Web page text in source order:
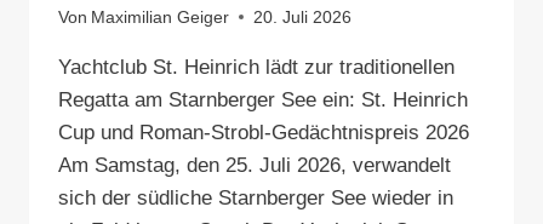
Von Maximilian Geiger 20. Juli 2026
Yachtclub St. Heinrich lädt zur traditionellen
Regatta am Starnberger See ein: St. Heinrich
Cup und Roman-Strobl-Gedächtnispreis 2026
Am Samstag, den 25. Juli 2026, verwandelt
sich der südliche Starnberger See wieder in